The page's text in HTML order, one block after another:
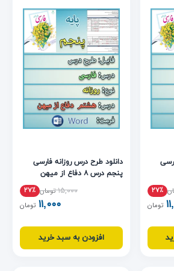
۲۷٪
تومان
دانلود طرح درس روزانه فارسی
پنجم درس ۸ دفاع از میهن
۱۵,۰۰۰ تومان ۲۷٪
۱۱,۰۰۰ تومان
افزودن به سبد خرید